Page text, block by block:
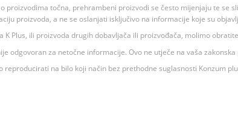
proizvodima točna, prehrambeni proizvodi se često mijenjaju te
proizvoda, a ne se oslanjati isključivo na informacije koje su
Plus, ili proizvoda drugih dobavljača ili proizvođača, molimo
odgovoran za netočne informacije. Ovo ne utječe na vaša zakonska
na bilo koji način bez prethodne suglasnosti Konzum